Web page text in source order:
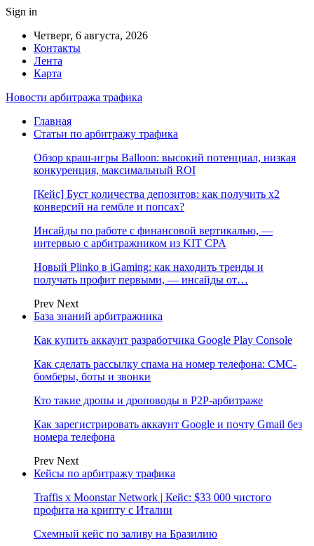
Sign in
Четверг, 6 августа, 2026
Контакты
Лента
Карта
Новости арбитража трафика
Главная
Статьи по арбитражу трафика
Обзор краш-игры Balloon: высокий потенциал, низкая
конкуренция, максимальный ROI
[Кейс] Буст количества депозитов: как получить х2
конверсий на гембле и попсах?
Инсайды по работе с финансовой вертикалью, —
интервью с арбитражником из KIT CPA
Новый Plinko в iGaming: как находить тренды и
получать профит первыми, — инсайды от…
Prev Next
База знаний арбитражника
Как купить аккаунт разработчика Google Play Console
Как сделать рассылку спама на номер телефона: СМС-
бомберы, боты и звонки
Кто такие дропы и дроповоды в P2P-арбитраже
Как зарегистрировать аккаунт Google и почту Gmail без
номера телефона
Prev Next
Кейсы по арбитражу трафика
Traffis x Moonstar Network | Кейс: $33 000 чистого
профита на крипту с Италии
Схемный кейс по заливу на Бразилию